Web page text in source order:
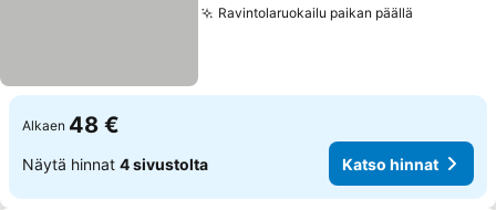
Ravintolaruokailu paikan päällä
Alkaen 48 €
Näytä hinnat 4 sivustolta Katso hinnat